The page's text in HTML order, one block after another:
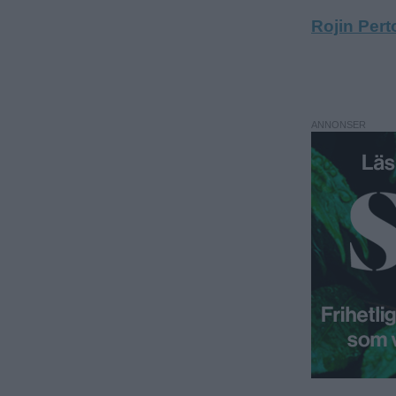
Rojin
ANNONSER